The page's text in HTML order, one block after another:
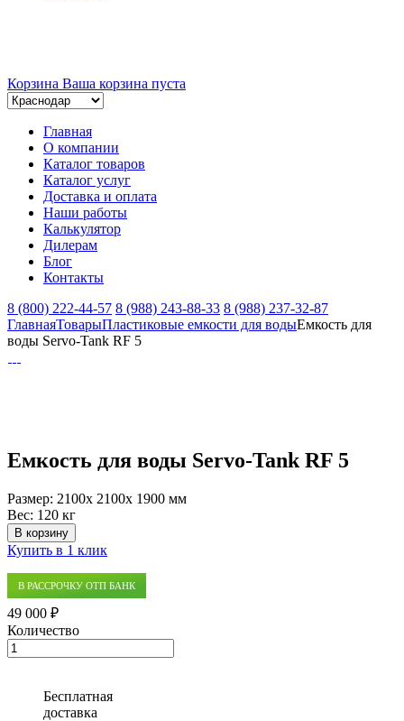
Корзина Ваша корзина пуста
Главная
О компании
Каталог товаров
Каталог услуг
Доставка и оплата
Наши работы
Калькулятор
Дилерам
Блог
Контакты
8 (800) 222-44-57 8 (988) 243-88-33 8 (988) 237-32-87
ГлавнаяТоварыПластиковые емкости для водыЕмкость для
воды Servo-Tank RF 5
Емкость для воды Servo-Tank RF 5
Размер: 2100x 2100x 1900 мм
Вес: 120 кг
В корзину
Купить в 1 клик
В РАССРОЧКУ ОТП БАНК
49 000 ₽
Количество
Количество
товара
Бесплатная
доставка